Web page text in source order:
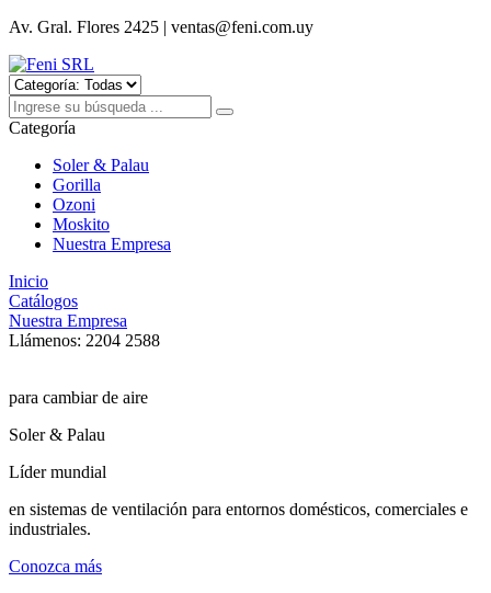
Av. Gral. Flores 2425 | ventas@feni.com.uy
Categoría
Soler & Palau
Gorilla
Ozoni
Moskito
Nuestra Empresa
Inicio
Catálogos
Nuestra Empresa
Llámenos: 2204 2588
para cambiar de aire
Soler & Palau
Líder mundial
en sistemas de ventilación para entornos domésticos, comerciales e
industriales.
Conozca más